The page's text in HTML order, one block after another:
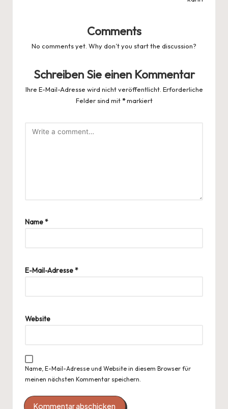
Comments
No comments yet. Why don’t you start the discussion?
Schreiben Sie einen Kommentar
Ihre E-Mail-Adresse wird nicht veröffentlicht. Erforderliche
Felder sind mit*markiert
Name*
E-Mail-Adresse*
Website
Name, E-Mail-Adresse und Website in diesem Browser für
meinen nächsten Kommentar speichern.